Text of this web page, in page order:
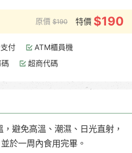
原價 $190 特價 $190
付
ATM櫃員機
超商代碼
避免高溫、潮濕、日光直射，
於一周內食用完畢。